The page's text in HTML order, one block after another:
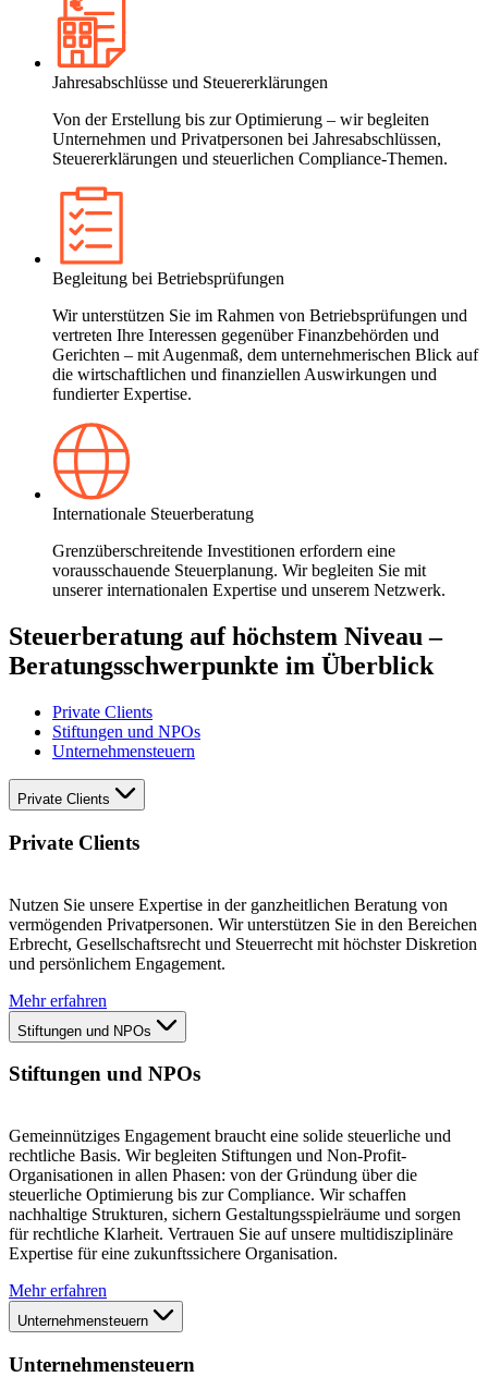
Jahresabschlüsse und Steuererklärungen
Von der Erstellung bis zur Optimierung – wir begleiten
Unternehmen und Privatpersonen bei Jahresabschlüssen,
Steuererklärungen und steuerlichen Compliance-Themen.
Begleitung bei Betriebsprüfungen
Wir unterstützen Sie im Rahmen von Betriebsprüfungen und
vertreten Ihre Interessen gegenüber Finanzbehörden und
Gerichten – mit Augenmaß, dem unternehmerischen Blick auf
die wirtschaftlichen und finanziellen Auswirkungen und
fundierter Expertise.
Internationale Steuerberatung
Grenzüberschreitende Investitionen erfordern eine
vorausschauende Steuerplanung. Wir begleiten Sie mit
unserer internationalen Expertise und unserem Netzwerk.
Steuerberatung auf höchstem Niveau –
Beratungsschwerpunkte im Überblick
Private Clients
Stiftungen und NPOs
Unternehmensteuern
Private Clients
Private Clients
Nutzen Sie unsere Expertise in der ganzheitlichen Beratung von
vermögenden Privatpersonen. Wir unterstützen Sie in den Bereichen
Erbrecht, Gesellschaftsrecht und Steuerrecht mit höchster Diskretion
und persönlichem Engagement.
Mehr erfahren
Stiftungen und NPOs
Stiftungen und NPOs
Gemeinnütziges Engagement braucht eine solide steuerliche und
rechtliche Basis. Wir begleiten Stiftungen und Non-Profit-
Organisationen in allen Phasen: von der Gründung über die
steuerliche Optimierung bis zur Compliance. Wir schaffen
nachhaltige Strukturen, sichern Gestaltungsspielräume und sorgen
für rechtliche Klarheit. Vertrauen Sie auf unsere multidisziplinäre
Expertise für eine zukunftssichere Organisation.
Mehr erfahren
Unternehmensteuern
Unternehmensteuern